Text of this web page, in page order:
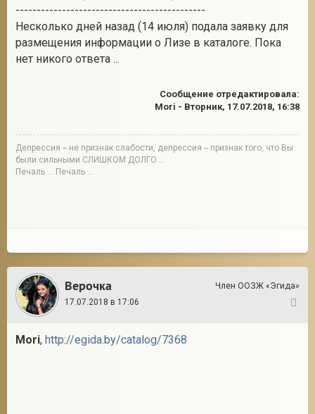
---------------------------------------------
Несколько дней назад (14 июля) подала заявку для
размещения информации о Лизе в каталоге. Пока
нет никого ответа ...
Сообщение отредактировала:
Mori - Вторник, 17.07.2018, 16:38
Депрессия -- не признак слабости, депрессия -- признак того, что Вы
были сильными СЛИШКОМ ДОЛГО ...
Печаль ... Печаль ...
Верочка
Член ООЗЖ «Эгида»
17.07.2018 в 17:06
Mori, http://egida.by/catalog/7368